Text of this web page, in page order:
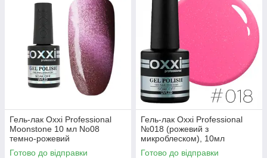
Гель-лак Oxxi Professional
Moonstone 10 мл No08
темно-рожевий
Готово до відправки
Гель-лак Oxxi Professional
№018 (рожевий з
микроблеском), 10мл
Готово до відправки